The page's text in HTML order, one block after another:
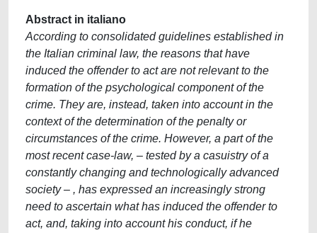
Abstract in italiano
According to consolidated guidelines established in
the Italian criminal law, the reasons that have
induced the offender to act are not relevant to the
formation of the psychological component of the
crime. They are, instead, taken into account in the
context of the determination of the penalty or
circumstances of the crime. However, a part of the
most recent case-law, – tested by a casuistry of a
constantly changing and technologically advanced
society – , has expressed an increasingly strong
need to ascertain what has induced the offender to
act, and, taking into account his conduct, if he